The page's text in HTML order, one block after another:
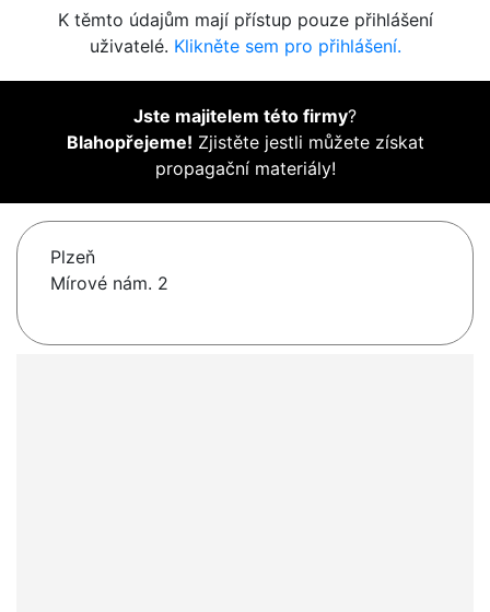
K těmto údajům mají přístup pouze přihlášení
uživatelé. Klikněte sem pro přihlášení.
Jste majitelem této firmy?
Blahopřejeme! Zjistěte jestli můžete získat
propagační materiály!
Plzeň
Mírové nám. 2